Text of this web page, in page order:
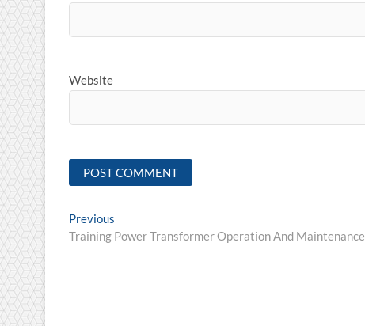
Website
Post
navigation
Previous
post:
Training Power Transformer Operation And Maintenance